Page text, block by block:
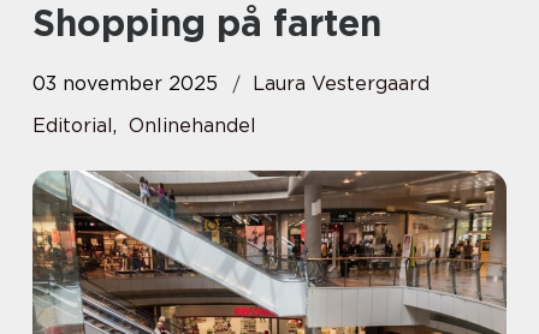
Shopping på farten
03 november 2025
Laura Vestergaard
Editorial, Onlinehandel